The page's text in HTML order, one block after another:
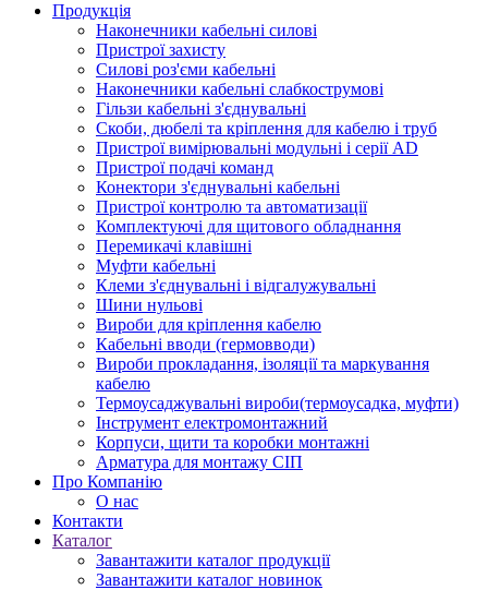
Продукція
Наконечники кабельні силові
Пристрої захисту
Силові роз'єми кабельні
Наконечники кабельні слабкострумові
Гільзи кабельні з'єднувальні
Скоби, дюбелі та кріплення для кабелю і труб
Пристрої вимірювальні модульні і серії AD
Пристрої подачі команд
Конектори з'єднувальні кабельні
Пристрої контролю та автоматизації
Комплектуючі для щитового обладнання
Перемикачі клавішні
Муфти кабельні
Клеми з'єднувальні і відгалужувальні
Шини нульові
Вироби для кріплення кабелю
Кабельні вводи (гермовводи)
Вироби прокладання, iзоляції та маркування
кабелю
Термоусаджувальні вироби(термоусадка, муфти)
Інструмент електромонтажний
Корпуси, щити та коробки монтажні
Арматура для монтажу СІП
Про Компанію
О нас
Контакти
Каталог
Завантажити каталог продукції
Завантажити каталог новинок